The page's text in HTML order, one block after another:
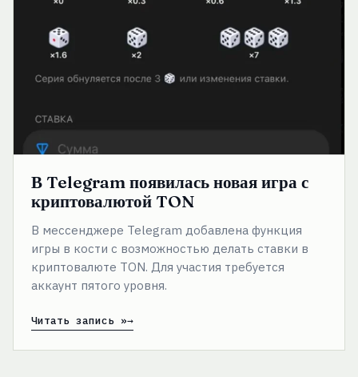
В Telegram появилась новая игра с
криптовалютой TON
В мессенджере Telegram добавлена функция
игры в кости с возможностью делать ставки в
криптовалюте TON. Для участия требуется
аккаунт пятого уровня.
появилась
игра
криптовалютой
Читать запись »